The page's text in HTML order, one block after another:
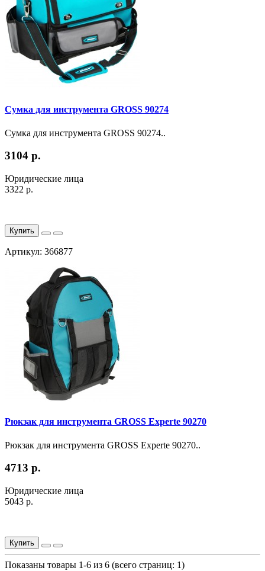
Сумка для инструмента GROSS 90274
Сумка для инструмента GROSS 90274..
3104 р.
Юридические лица
3322 р.
Купить
Артикул: 366877
Рюкзак для инструмента GROSS Experte 90270
Рюкзак для инструмента GROSS Experte 90270..
4713 р.
Юридические лица
5043 р.
Купить
Показаны товары 1-6 из 6 (всего страниц: 1)